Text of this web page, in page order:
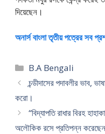
দিয়েছেন।
অনার্স বাংলা তৃতীয় পত্রের সব
Categories
B.A Bengali
চন্ডীদাসের পদাবলীর ভাব,
করো।
“বিদ্যাপতি রাধার বিরহ
অলৌকিক রসে প্রতিপন্ন